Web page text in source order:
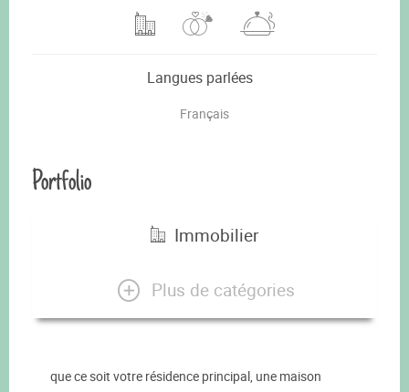
Langues parlées
Français
Portfolio
Immobilier
Plus de catégories
que ce soit votre résidence principal, une maison